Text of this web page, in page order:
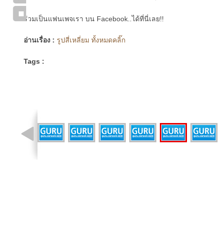
ร่วมเป็นแฟนเพจเรา บน Facebook..ได้ที่นี่เลย!!
อ่านเรื่อง : รูปสี่เหลี่ยม ทั้งหมดคลิ๊ก
Tags :